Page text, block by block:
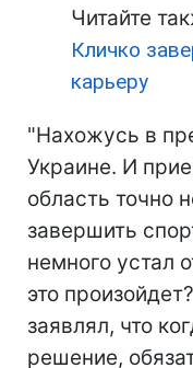
Читайте
Кличко
карьеру
"Нахожусь в
Украине. И
область точно
завершить
немного устал
это
заявлял, что
решение,